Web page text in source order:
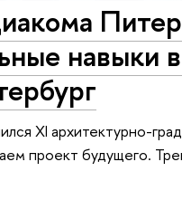
навыки
XI архитектурно-
проект будущего.